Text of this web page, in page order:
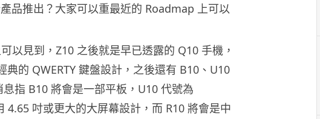
品推出？大家可以重最近的 Roadmap 上可以
以見到，Z10 之後就是早已透露的 Q10 手機，
典的 QWERTY 鍵盤設計，之後還有 B10、U10
息指 B10 將會是一部平板，U10 代號為
4.65 吋或更大的大屏幕設計，而 R10 將會是中